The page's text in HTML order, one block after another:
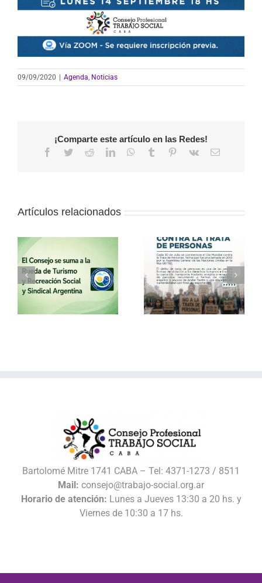
09/09/2020 | Agenda Noticias
¡Comparte este artículo en las Redes!
Facebook
TwitterRedditLinkedInWhatsApp
Tumblr Pinterest
Vk
Correo
Artículos relacionados
30 de julio – Día
Mundial contra la
Trata de Personas
Vacaciones de
invierno con el
Consejo
Bartolomé Mitre 1741 CABA – Tel: 4371-1273 / 8511
Mail: consejo@trabajo-social.org.ar
Horario de atención: Lunes a Jueves 13:30 a 20 hs. y
Viernes de 10:30 a 17 hs.